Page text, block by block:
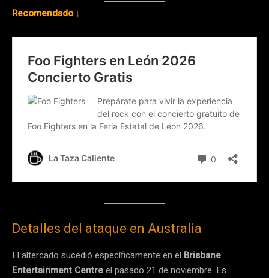
Recomendado ↓
Detalles del ataque en Australia
El altercado sucedió específicamente en el Brisbane
Entertainment Centreel pasado 21 de noviembre. Es